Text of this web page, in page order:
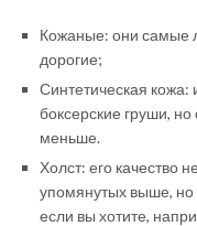
Кожаные: они самые
дорогие;
Синтетическая кожа:
боксерские груши,
меньше.
Холст: его качество
упомянутых выше, но
если вы хотите,